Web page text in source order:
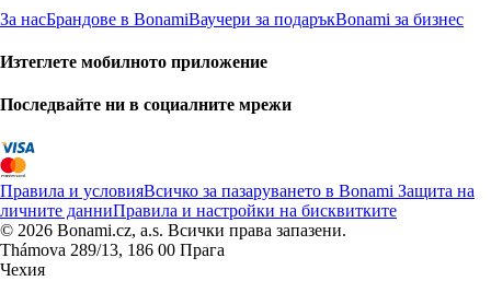
За насБрандове в BonamiВаучери за подаръкBonami за бизнес
Изтеглете мобилното приложение
Последвайте ни в социалните мрежи
Правила и условияВсичко за пазаруването в Bonami Защита на
личните данниПравила и настройки на бисквитките
© 2026 Bonami.cz, a.s. Всички права запазени.
Thámova 289/13, 186 00 Прага
Чехия